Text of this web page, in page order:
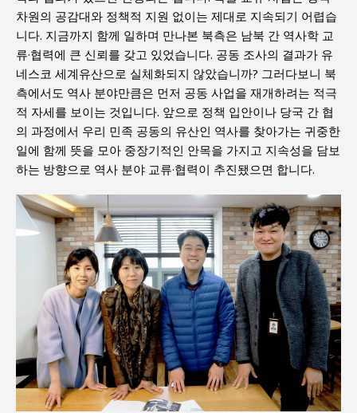
차원의 공감대와 정책적 지원 없이는 제대로 지속되기 어렵습
니다. 지금까지 함께 일하며 만나본 북측은 남북 간 역사학 교
류·협력에 큰 신뢰를 갖고 있었습니다. 공동 조사의 결과가 유
네스코 세계유산으로 실체화되지 않았습니까? 그러다보니 북
측에서도 역사 분야만큼은 먼저 공동 사업을 재개하려는 적극
적 자세를 보이는 것입니다. 앞으로 정책 입안이나 당국 간 협
의 과정에서 우리 민족 공동의 유산인 역사를 찾아가는 귀중한
일에 함께 뜻을 모아 중장기적인 안목을 가지고 지속성을 담보
하는 방향으로 역사 분야 교류·협력이 추진됐으면 합니다.